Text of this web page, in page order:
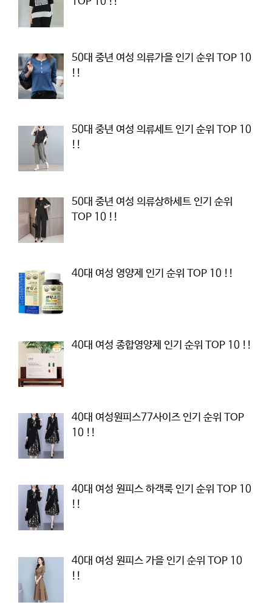
50대 중년 여성 의류가을 인기 순위 TOP 10
!!
50대 중년 여성 의류세트 인기 순위 TOP 10
!!
50대 중년 여성 의류상하세트 인기 순위
TOP 10 !!
40대 여성 영양제 인기 순위 TOP 10 !!
40대 여성 종합영양제 인기 순위 TOP 10 !!
40대 여성원피스77사이즈 인기 순위 TOP
10 !!
40대 여성 원피스 하객룩 인기 순위 TOP 10
!!
40대 여성 원피스 가을 인기 순위 TOP 10
!!